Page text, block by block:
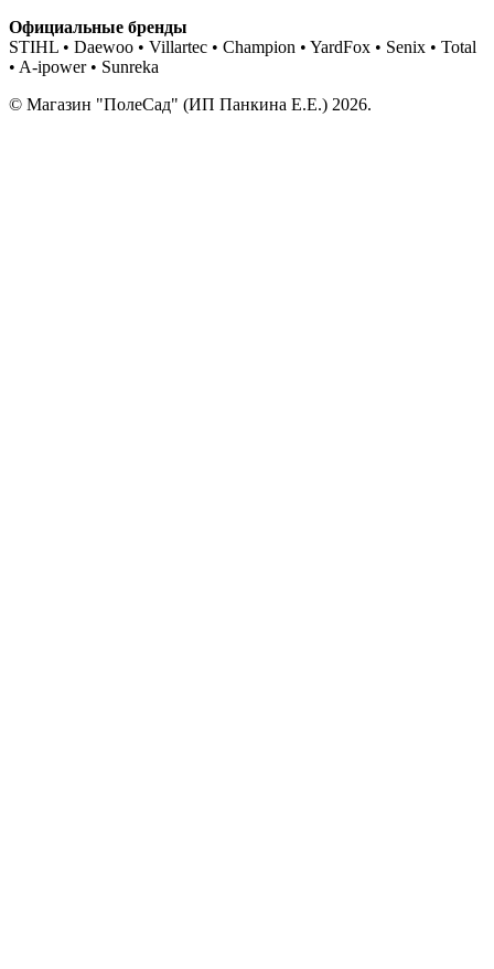
Официальные бренды
STIHL • Daewoo • Villartec • Champion • YardFox • Senix • Total
• A-ipower • Sunreka
© Магазин "ПолеСад" (ИП Панкина Е.Е.) 2026.